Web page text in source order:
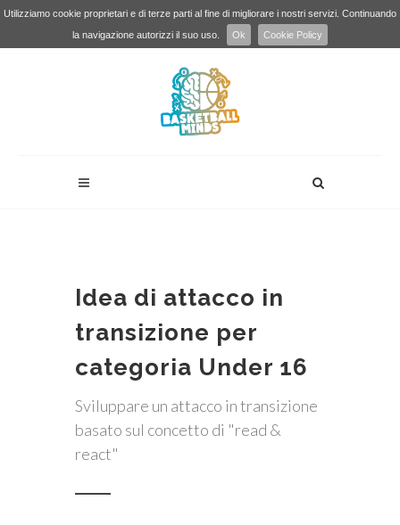
Utilizziamo cookie proprietari e di terze parti al fine di migliorare i nostri servizi. Continuando
la navigazione autorizzi il suo uso.
Ok Cookie Policy
Idea di attacco in
transizione per
categoria Under 16
Sviluppare un attacco in transizione
basato sul concetto di "read &
react"